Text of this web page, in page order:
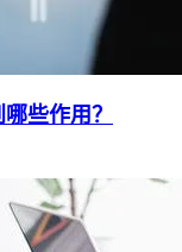
些作用？